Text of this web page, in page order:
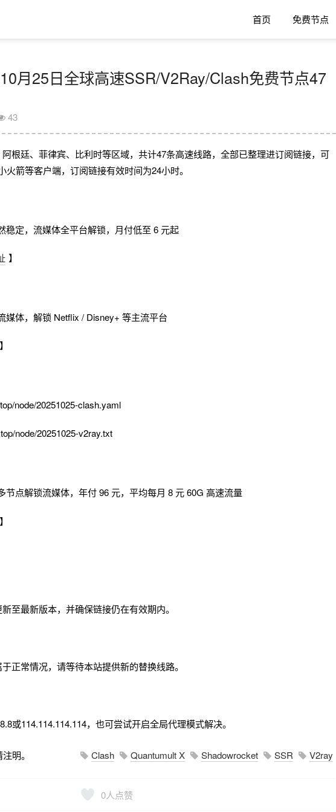
首页 免费节点
月25日全球高速SSR/V2Ray/Clash免费节点47
43
根廷、菲律宾、比利时等区域，共计47条高速线路，全部已整理进订阅链接，可
箭等客户端，订阅链接有效时间为24小时。
稳定，流媒体全平台解锁，月付低至 6 元起
】
媒体，解锁 Netflix / Disney+ 等主流平台
】
node/20251025-clash.yaml
node/20251025-v2ray.txt
节点解锁流媒体，年付 96 元，平均每月 8 元 60G 高速流量
】
至最新版本，并确保链接仍在有效期内。
正常情况，请等待本站提供新的替换线路。
或114.114.114.114，也可尝试开启全局代理模式解决。
明。 Clash Quantumult X Shadowrocket SSR V2ray
0人点赞